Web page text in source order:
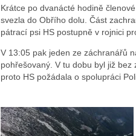
Krátce po dvanácté hodině
svezla do Obřího dolu. Část
pátrací psi HS postupně v rojnici
V 13:05 pak jeden ze záchranářů
pohřešovaný. V tu dobu byl již
proto HS požádala o spolupráci